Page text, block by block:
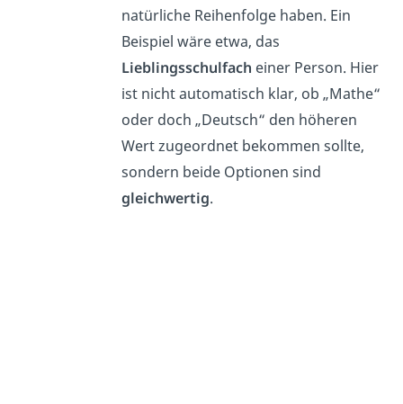
natürliche Reihenfolge haben. Ein
Beispiel wäre etwa, das
Lieblingsschulfach einer Person. Hier
ist nicht automatisch klar, ob „Mathe“
oder doch „Deutsch“ den höheren
Wert zugeordnet bekommen sollte,
sondern beide Optionen sind
gleichwertig.